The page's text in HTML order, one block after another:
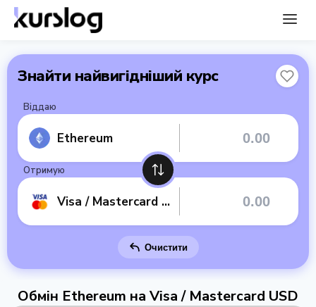
Знайти найвигідніший курс
Віддаю
Ethereum
Отримую
Visa / Mastercard USD
Очистити
Обмін Ethereum на Visa / Mastercard USD